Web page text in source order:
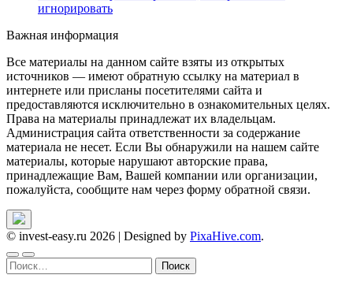
игнорировать
Важная информация
Все материалы на данном сайте взяты из открытых
источников — имеют обратную ссылку на материал в
интернете или присланы посетителями сайта и
предоставляются исключительно в ознакомительных целях.
Права на материалы принадлежат их владельцам.
Администрация сайта ответственности за содержание
материала не несет. Если Вы обнаружили на нашем сайте
материалы, которые нарушают авторские права,
принадлежащие Вам, Вашей компании или организации,
пожалуйста, сообщите нам через форму обратной связи.
© invest-easy.ru 2026 | Designed by PixaHive.com.
Найти: